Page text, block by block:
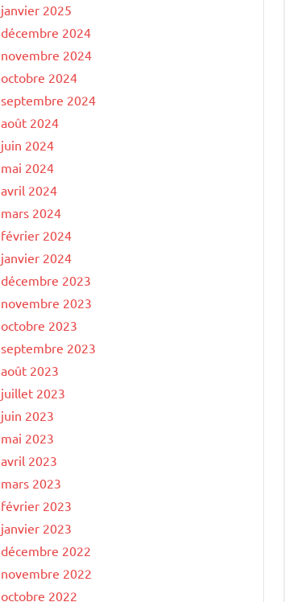
janvier 2025
décembre 2024
novembre 2024
octobre 2024
septembre 2024
août 2024
juin 2024
mai 2024
avril 2024
mars 2024
février 2024
janvier 2024
décembre 2023
novembre 2023
octobre 2023
septembre 2023
août 2023
juillet 2023
juin 2023
mai 2023
avril 2023
mars 2023
février 2023
janvier 2023
décembre 2022
novembre 2022
octobre 2022